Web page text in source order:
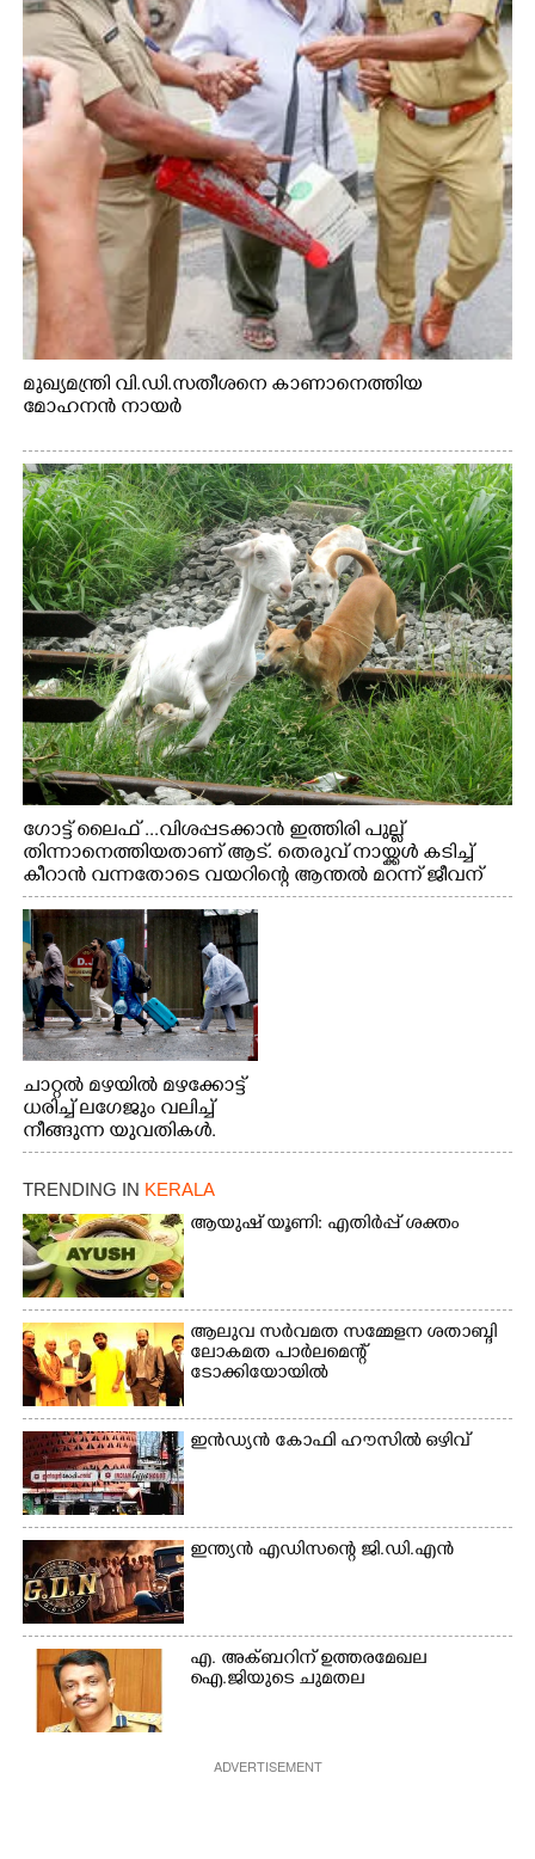
മുഖ്യമന്ത്രി വി.ഡി.സതീശനെ കാണാനെത്തിയ
മോഹനൻ നായർ
ഗോട്ട് ലൈഫ് ...വിശപ്പടക്കാൻ ഇത്തിരി പുല്ല്
തിന്നാനെത്തിയതാണ് ആട്. തെരുവ് നായ്ക്കൾ കടിച്ച്
കീറാൻ വന്നതോടെ വയറിന്റെ ആന്തൽ മറന്ന് ജീവന്
വേണ്ടിയായി ഓട്ടം. എറണാകുളം വാത്തുരുത്തിയിൽ
നിന്നുള്ള കാഴ്ച
ചാറ്റൽ മഴയിൽ മഴക്കോട്ട്
ധരിച്ച് ലഗേജും വലിച്ച്
നീങ്ങുന്ന യുവതികൾ.
എറണാകുളം മേനകയിൽ
നിന്നുള്ള കാഴ്ച
TRENDING IN KERALA
ആയുഷ് യൂണി: എതിർപ്പ് ശക്തം
ആലുവ സർവമത സമ്മേളന ശതാബ്ദി
ലോകമത പാർലമെന്റ്
ടോക്കിയോയിൽ
ഇൻഡ്യൻ കോഫി ഹൗസിൽ ഒഴിവ്
ഇന്ത്യൻ എഡിസന്റെ ജി.ഡി.എൻ
എ. അക്ബറിന് ഉത്തരമേഖല
ഐ.ജിയുടെ ചുമതല
ADVERTISEMENT